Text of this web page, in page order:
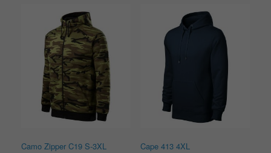
Camo Zipper C19 S-3XL Cape 413 4XL